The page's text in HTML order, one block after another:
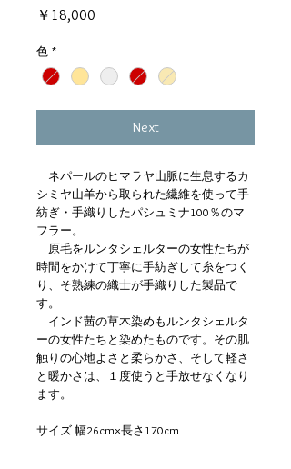
￥18,000
色 *
Next
ネパールのヒマラヤ山脈に生息するカ
シミヤ山羊から取られた繊維を使って手
紡ぎ・手織りしたパシュミナ100％のマ
フラー。
原毛をルンタシェルターの女性たちが
時間をかけて丁寧に手紡ぎして糸をつく
り、そ熟練の織士が手織りした製品で
す。
インド茜の草木染めもルンタシェルタ
ーの女性たちと染めたものです。その肌
触りの心地よさと柔らかさ、そして軽さ
と暖かさは、１度使うと手放せなくなり
ます。
サイズ 幅26cm×長さ170cm